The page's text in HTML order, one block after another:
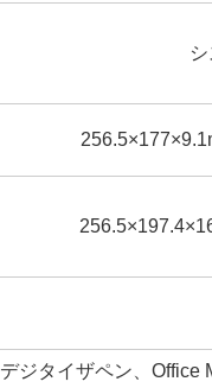
デジタイザペン、Office